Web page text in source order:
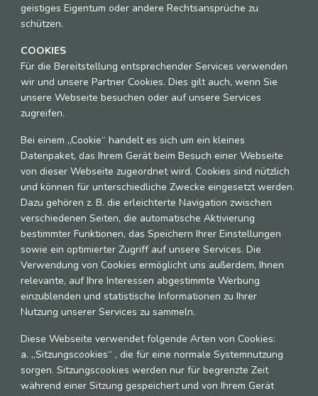
geistiges Eigentum oder andere Rechtsansprüche zu
schützen.
COOKIES
Für die Bereitstellung entsprechender Services verwenden
wir und unsere Partner Cookies. Dies gilt auch, wenn Sie
unsere Webseite besuchen oder auf unsere Services
zugreifen.
Bei einem „Cookie“ handelt es sich um ein kleines
Datenpaket, das Ihrem Gerät beim Besuch einer Webseite
von dieser Webseite zugeordnet wird. Cookies sind nützlich
und können für unterschiedliche Zwecke eingesetzt werden.
Dazu gehören z. B. die erleichterte Navigation zwischen
verschiedenen Seiten, die automatische Aktivierung
bestimmter Funktionen, das Speichern Ihrer Einstellungen
sowie ein optimierter Zugriff auf unsere Services. Die
Verwendung von Cookies ermöglicht uns außerdem, Ihnen
relevante, auf Ihre Interessen abgestimmte Werbung
einzublenden und statistische Informationen zu Ihrer
Nutzung unserer Services zu sammeln.
Diese Webseite verwendet folgende Arten von Cookies:
a. „Sitzungscookies“ , die für eine normale Systemnutzung
sorgen. Sitzungscookies werden nur für begrenzte Zeit
während einer Sitzung gespeichert und von Ihrem Gerät